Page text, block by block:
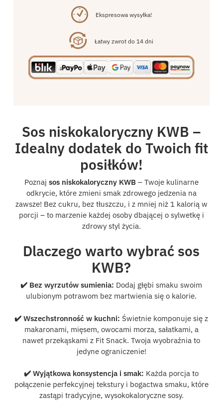
Ekspresowa wysyłka!
Łatwy zwrot do 14 dni
Sos niskokaloryczny KWB –
Idealny dodatek do Twoich fit
posiłków!
Poznaj sos niskokaloryczny KWB– Twoje kulinarne
odkrycie, które zmieni smak zdrowego jedzenia na
zawsze! Bez cukru, bez tłuszczu, i z mniej niż 1 kalorią w
porcji – to marzenie każdej osoby dbającej o sylwetkę i
zdrowy styl życia.
Dlaczego warto wybrać sos
KWB?
✔️ Bez wyrzutów sumienia: Dodaj głębi smaku swoim
ulubionym potrawom bez martwienia się o kalorie.
✔️ Wszechstronność w kuchni: Świetnie komponuje się z
makaronami, mięsem, owocami morza, sałatkami, a
nawet przekąskami z Fit Snack. Twoja wyobraźnia to
jedyne ograniczenie!
✔️ Wyjątkowa konsystencja i smak: Każda porcja to
połączenie perfekcyjnej tekstury i bogactwa smaku, które
zastąpi tradycyjne, wysokokaloryczne sosy.